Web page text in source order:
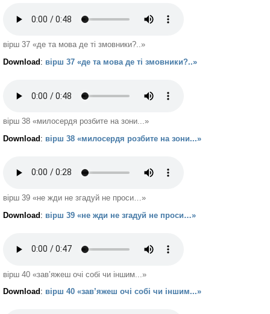
вірш 37 «де та мова де ті змовники?..»
Download : вірш 37 «де та мова де ті змовники?..»
вірш 38 «милосердя розбите на зони...»
Download : вірш 38 «милосердя розбите на зони...»
вірш 39 «не жди не згадуй не проси…»
Download: вірш 39 «не жди не згадуй не проси…»
вірш 40 «зав’яжеш очі собі чи іншим...»
Download : вірш 40 «зав’яжеш очі собі чи іншим...»